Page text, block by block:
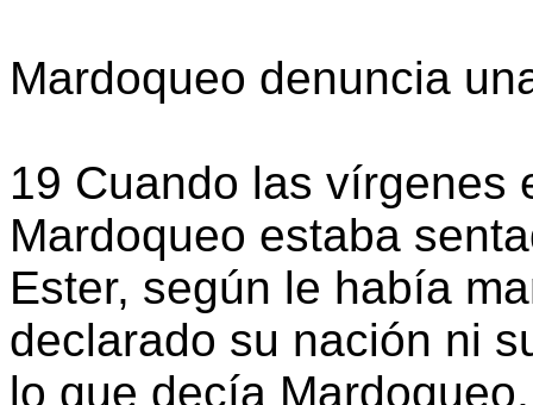
Mardoqueo denuncia
19 Cuando las vírgenes
Mardoqueo estaba
Ester, según le había
declarado su nación ni
lo que decía